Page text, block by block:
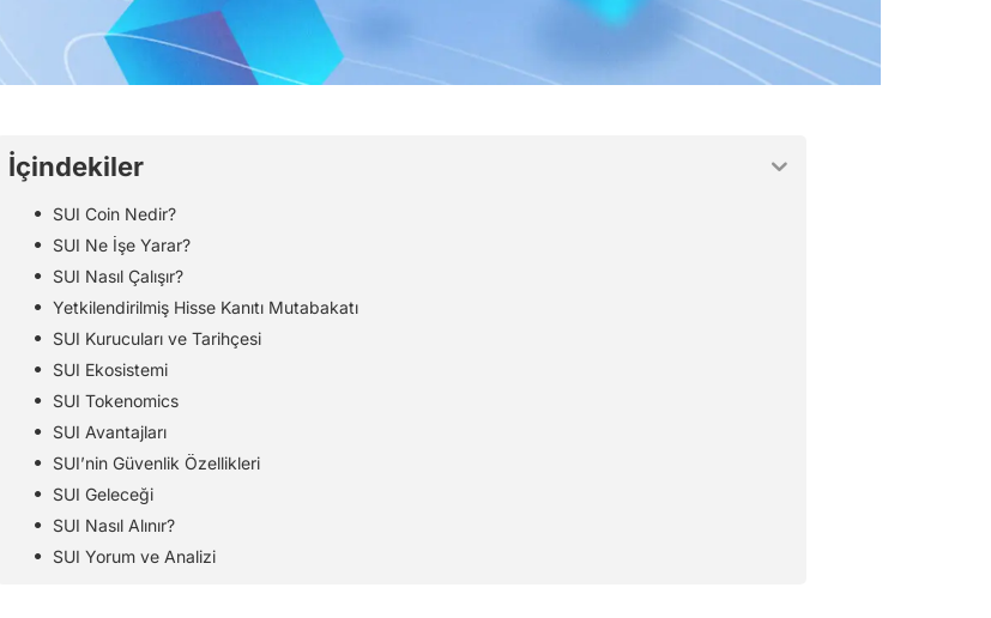
İçindekiler
SUI Coin Nedir?
SUI Ne İşe Yarar?
SUI Nasıl Çalışır?
Yetkilendirilmiş Hisse Kanıtı Mutabakatı
SUI Kurucuları ve Tarihçesi
SUI Ekosistemi
SUI Tokenomics
SUI Avantajları
SUI’nin Güvenlik Özellikleri
SUI Geleceği
SUI Nasıl Alınır?
SUI Yorum ve Analizi